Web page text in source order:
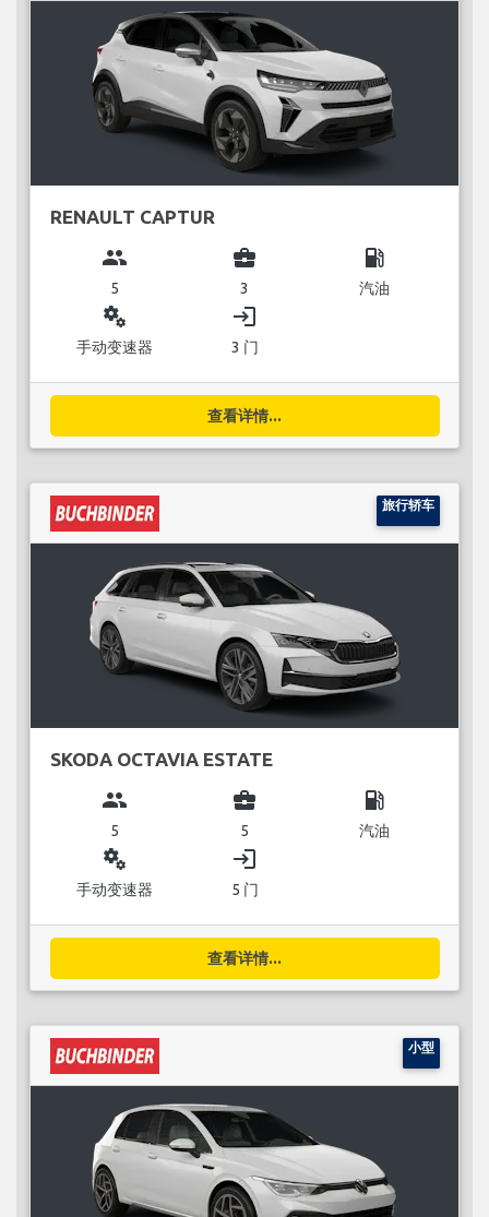
RENAULT CAPTUR
group
5
business_center
3
local_gas_station
汽油
miscellaneous_services
手动变速器
login
3 门
查看详情...
旅行轿车
SKODA OCTAVIA ESTATE
group
5
business_center
5
local_gas_station
汽油
miscellaneous_services
手动变速器
login
5 门
查看详情...
小型